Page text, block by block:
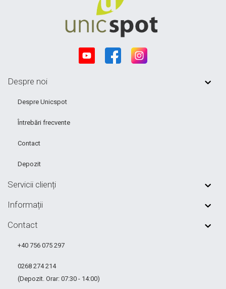
Despre noi
Despre Unicspot
Întrebări frecvente
Contact
Depozit
Servicii clienți
Informații
Contact
+40 756 075 297
0268 274 214
(Depozit. Orar: 07:30 - 14:00)